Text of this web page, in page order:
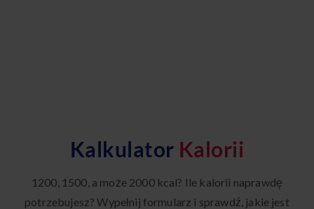
Kalkulator Kalorii
1200, 1500, a może 2000 kcal? Ile kalorii naprawdę
potrzebujesz? Wypełnij formularz i sprawdź, jakie jest